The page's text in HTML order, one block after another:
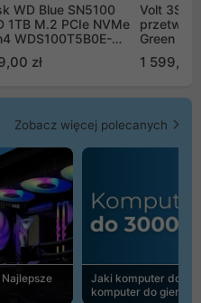
WD Blue SN5100
1TB M.2 PCIe NVMe
WDS100T5B0E-
zł
Volt
Green
1 599,00
Zobacz więcej polecanych
Jaki komputer do
komputer do gier |